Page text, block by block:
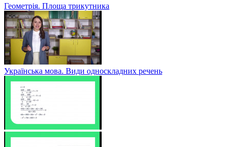
Геометрія. Площа трикутника
Українська мова. Види односкладних речень